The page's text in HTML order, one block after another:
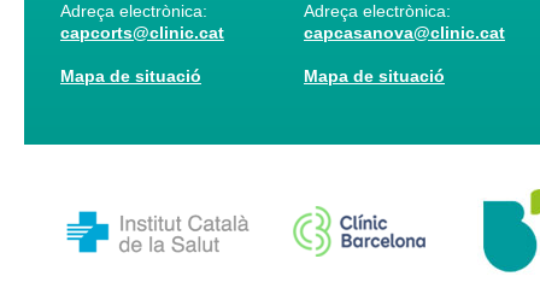
Adreça electrònica:
capcorts@clinic.cat
Mapa de situació
Adreça electrònica:
capcasanova@clinic.cat
Mapa de situació